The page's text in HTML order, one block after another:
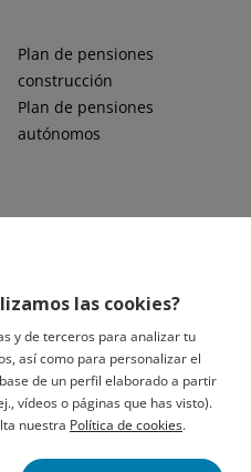
las cookies?
y de terceros para analizar tu
así como para personalizar el
de un perfil elaborado a partir
vídeos o páginas que has visto).
nuestra Política de cookies.
Plan de pensiones
construcción
Plan de pensiones
autónomos